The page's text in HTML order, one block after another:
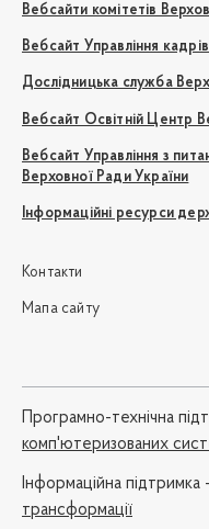
Вебсайти комітетів
Вебсайт Управління
Дослідницька служба
Вебсайт Освітній Центр
Вебсайт Управління з
Верховної Ради України
Інформаційні ресурси
Контакти
Мапа сайту
Програмно-технічна
комп'ютеризованих
Iнформаційна підтримка
трансформації